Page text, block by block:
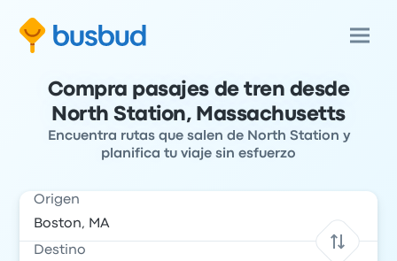
Compra pasajes de tren desde
North Station, Massachusetts
Encuentra rutas que salen de North Station y
planifica tu viaje sin esfuerzo
Origen
Destino